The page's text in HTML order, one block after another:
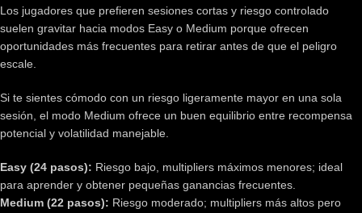
Los jugadores que prefieren sesiones cortas y riesgo controlado
suelen gravitar hacia modos Easy o Medium porque ofrecen
oportunidades más frecuentes para retirar antes de que el peligro
escale.
Si te sientes cómodo con un riesgo ligeramente mayor en una sola
sesión, el modo Medium ofrece un buen equilibrio entre recompensa
potencial y volatilidad manejable.
Easy (24 pasos): Riesgo bajo, multipliers máximos menores; ideal
para aprender y obtener pequeñas ganancias frecuentes.
Medium (22 pasos): Riesgo moderado; multipliers más altos pero